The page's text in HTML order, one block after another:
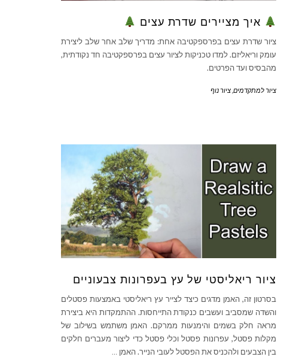
איך מציירים שדרת עצים
ציור שדרת עצים בפרספקטיבה אחת: מדריך שלב אחר שלב ליצירת
עומק וריאליזם. למדו טכניקות לציור עצים בפרספקטיבה חד נקודתית,
מהבסיס ועד הפרטים.
ציור למתקדמים ציור נוף
ציור ריאליסטי של עץ בעפרונות צבעוניים
בסרטון זה, האמן מדגים כיצד לצייר עץ ריאליסטי באמצעות פסטלים
והשדה שמסביב ועשבים כנקודת התייחסות. ההתמקדות היא ביצירת
מראה חלק בשמים והימנעות ממרקם. האמן משתמש בשילוב של
מקלות פסטל, עפרונות פסטל וכלי פסטל כדי ליצור מעברים חלקים
בין הצבעים ולהכניס את הפסטל לעובי הנייר. האמן …